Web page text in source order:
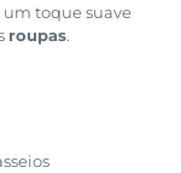
um toque suave
roupas.